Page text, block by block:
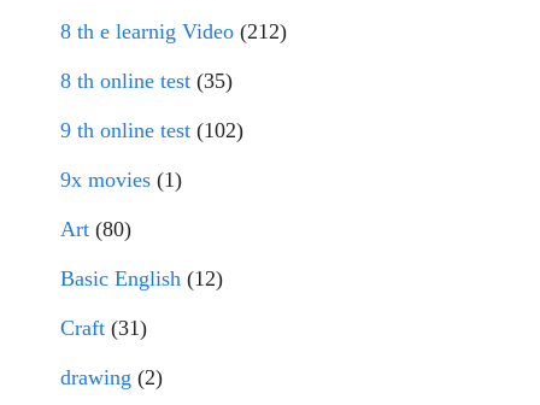
8 th e learnig Video (212)
8 th online test (35)
9 th online test (102)
9x movies (1)
Art (80)
Basic English (12)
Craft (31)
drawing (2)